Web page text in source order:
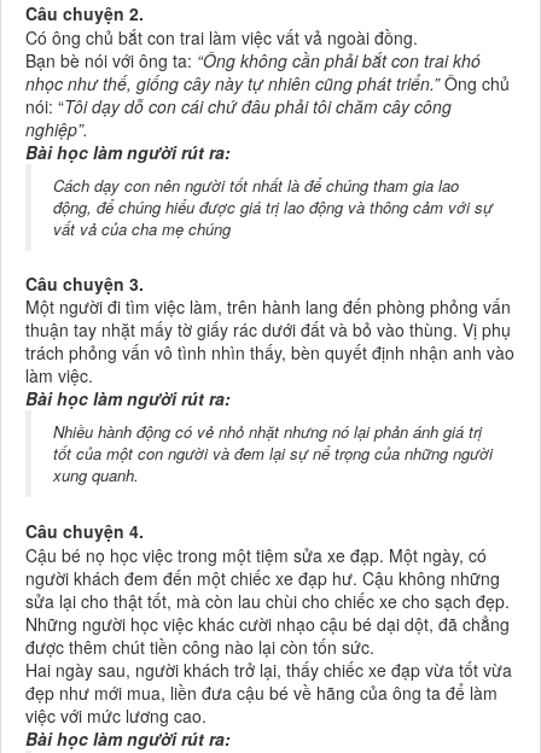
Câu chuyện 2.
Có ông chủ bắt con trai làm việc vất vả ngoài đồng.
Bạn bè nói với ông ta: “Ông không cần phải bắt con trai khó
nhọc như thế, giống cây này tự nhiên cũng phát triển.”Ông chủ
nói: “Tôi dạy dỗ con cái chứ đâu phải tôi chăm cây công
nghiệp”.
Bài học làm người rút ra:
Cách dạy con nên người tốt nhất là để chúng tham gia lao
động, để chúng hiểu được giá trị lao động và thông cảm với sự
vất vả của cha mẹ chúng
Câu chuyện 3.
Một người đi tìm việc làm, trên hành lang đến phòng phỏng vấn
thuận tay nhặt mấy tờ giấy rác dưới đất và bỏ vào thùng. Vị phụ
trách phỏng vấn vô tình nhìn thấy, bèn quyết định nhận anh vào
làm việc.
Bài học làm người rút ra:
Nhiều hành động có vẻ nhỏ nhặt nhưng nó lại phản ánh giá trị
tốt của một con người và đem lại sự nể trọng của những người
xung quanh.
Câu chuyện 4.
Cậu bé nọ học việc trong một tiệm sửa xe đạp. Một ngày, có
người khách đem đến một chiếc xe đạp hư. Cậu không những
sửa lại cho thật tốt, mà còn lau chùi cho chiếc xe cho sạch đẹp.
Những người học việc khác cười nhạo cậu bé dại dột, đã chẳng
được thêm chút tiền công nào lại còn tốn sức.
Hai ngày sau, người khách trở lại, thấy chiếc xe đạp vừa tốt vừa
đẹp như mới mua, liền đưa cậu bé về hãng của ông ta để làm
việc với mức lương cao.
Bài học làm người rút ra: